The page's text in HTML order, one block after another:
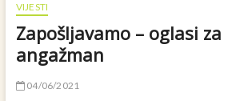
VIJESTI
Zapošljavamo – oglasi
angažman
04/06/2021